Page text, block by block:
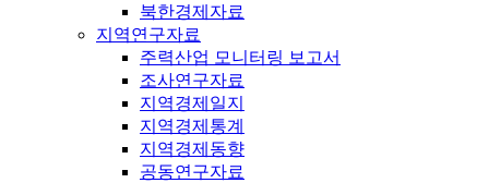
북한경제자료
지역연구자료
주력산업 모니터링 보고서
조사연구자료
지역경제일지
지역경제통계
지역경제동향
공동연구자료